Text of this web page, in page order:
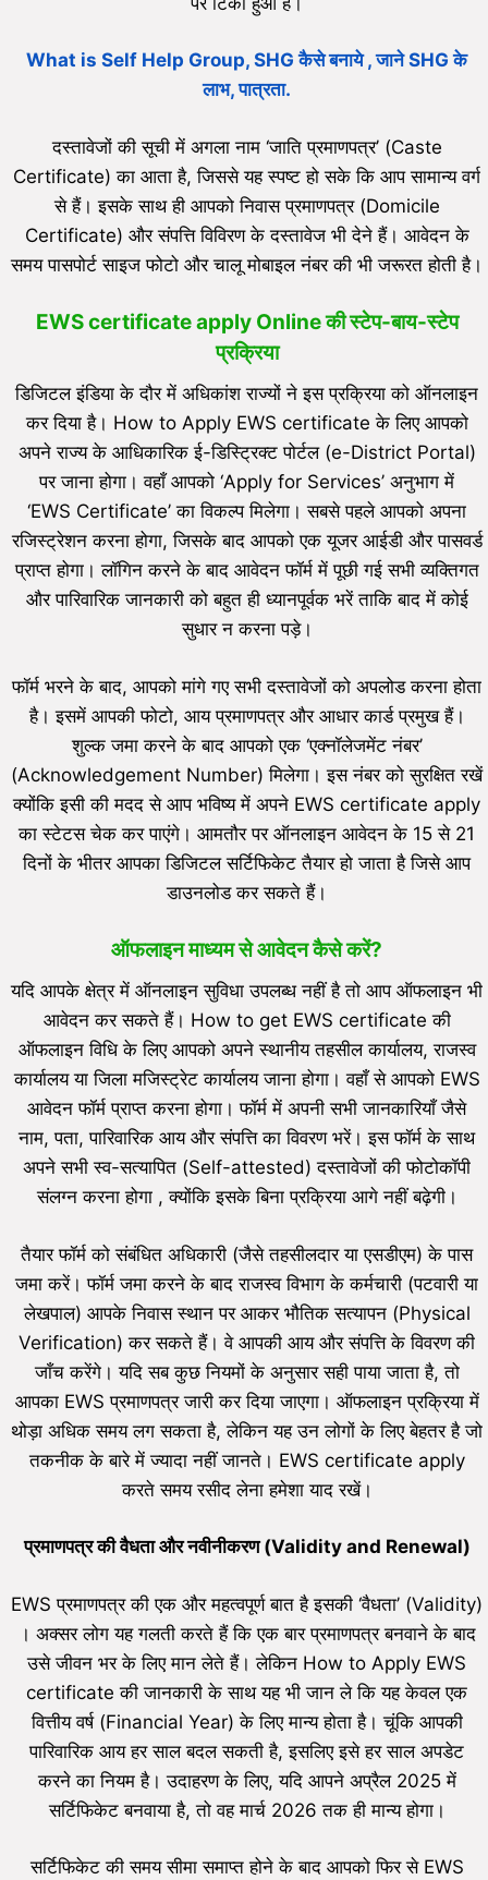
What is Self Help Group, SHG कैसे बनाये , जाने SHG के
लाभ, पात्रता.
दस्तावेजों की सूची में अगला नाम ‘जाति प्रमाणपत्र’ (Caste
Certificate) का आता है, जिससे यह स्पष्ट हो सके कि आप सामान्य वर्ग
से हैं। इसके साथ ही आपको निवास प्रमाणपत्र (Domicile
Certificate) और संपत्ति विविरण के दस्तावेज भी देने हैं। आवेदन के
समय पासपोर्ट साइज फोटो और चालू मोबाइल नंबर की भी जरूरत होती है।
EWS certificate apply Online की स्टेप-बाय-स्टेप
प्रक्रिया
डिजिटल इंडिया के दौर में अधिकांश राज्यों ने इस प्रक्रिया को ऑनलाइन
कर दिया है। How to Apply EWS certificate के लिए आपको
अपने राज्य के आधिकारिक ई-डिस्ट्रिक्ट पोर्टल (e-District Portal)
पर जाना होगा। वहाँ आपको ‘Apply for Services’ अनुभाग में
‘EWS Certificate’ का विकल्प मिलेगा। सबसे पहले आपको अपना
रजिस्ट्रेशन करना होगा, जिसके बाद आपको एक यूजर आईडी और पासवर्ड
प्राप्त होगा। लॉगिन करने के बाद आवेदन फॉर्म में पूछी गई सभी व्यक्तिगत
और पारिवारिक जानकारी को बहुत ही ध्यानपूर्वक भरें ताकि बाद में कोई
सुधार न करना पड़े।
फॉर्म भरने के बाद, आपको मांगे गए सभी दस्तावेजों को अपलोड करना होता
है। इसमें आपकी फोटो, आय प्रमाणपत्र और आधार कार्ड प्रमुख हैं।
शुल्क जमा करने के बाद आपको एक ‘एक्नॉलेजमेंट नंबर’
(Acknowledgement Number) मिलेगा। इस नंबर को सुरक्षित रखें
क्योंकि इसी की मदद से आप भविष्य में अपने EWS certificate apply
का स्टेटस चेक कर पाएंगे। आमतौर पर ऑनलाइन आवेदन के 15 से 21
दिनों के भीतर आपका डिजिटल सर्टिफिकेट तैयार हो जाता है जिसे आप
डाउनलोड कर सकते हैं।
ऑफलाइन माध्यम से आवेदन कैसे करें?
यदि आपके क्षेत्र में ऑनलाइन सुविधा उपलब्ध नहीं है तो आप ऑफलाइन भी
आवेदन कर सकते हैं। How to get EWS certificate की
ऑफलाइन विधि के लिए आपको अपने स्थानीय तहसील कार्यालय, राजस्व
कार्यालय या जिला मजिस्ट्रेट कार्यालय जाना होगा। वहाँ से आपको EWS
आवेदन फॉर्म प्राप्त करना होगा। फॉर्म में अपनी सभी जानकारियाँ जैसे
नाम, पता, पारिवारिक आय और संपत्ति का विवरण भरें। इस फॉर्म के साथ
अपने सभी स्व-सत्यापित (Self-attested) दस्तावेजों की फोटोकॉपी
संलग्न करना होगा , क्योंकि इसके बिना प्रक्रिया आगे नहीं बढ़ेगी।
तैयार फॉर्म को संबंधित अधिकारी (जैसे तहसीलदार या एसडीएम) के पास
जमा करें। फॉर्म जमा करने के बाद राजस्व विभाग के कर्मचारी (पटवारी या
लेखपाल) आपके निवास स्थान पर आकर भौतिक सत्यापन (Physical
Verification) कर सकते हैं। वे आपकी आय और संपत्ति के विवरण की
जाँच करेंगे। यदि सब कुछ नियमों के अनुसार सही पाया जाता है, तो
आपका EWS प्रमाणपत्र जारी कर दिया जाएगा। ऑफलाइन प्रक्रिया में
थोड़ा अधिक समय लग सकता है, लेकिन यह उन लोगों के लिए बेहतर है जो
तकनीक के बारे में ज्यादा नहीं जानते। EWS certificate apply
करते समय रसीद लेना हमेशा याद रखें।
प्रमाणपत्र की वैधता और नवीनीकरण (Validity and Renewal)
EWS प्रमाणपत्र की एक और महत्वपूर्ण बात है इसकी ‘वैधता’ (Validity)
। अक्सर लोग यह गलती करते हैं कि एक बार प्रमाणपत्र बनवाने के बाद
उसे जीवन भर के लिए मान लेते हैं। लेकिन How to Apply EWS
certificate की जानकारी के साथ यह भी जान ले कि यह केवल एक
वित्तीय वर्ष (Financial Year) के लिए मान्य होता है। चूंकि आपकी
पारिवारिक आय हर साल बदल सकती है, इसलिए इसे हर साल अपडेट
करने का नियम है। उदाहरण के लिए, यदि आपने अप्रैल 2025 में
सर्टिफिकेट बनवाया है, तो वह मार्च 2026 तक ही मान्य होगा।
सर्टिफिकेट की समय सीमा समाप्त होने के बाद आपको फिर से EWS